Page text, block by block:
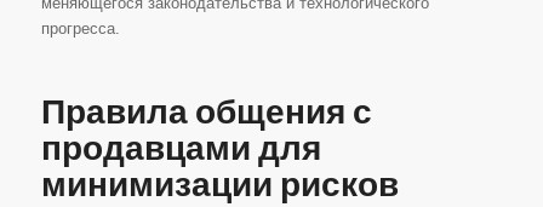
прогресса.
Правила общения с
продавцами для
минимизации рисков